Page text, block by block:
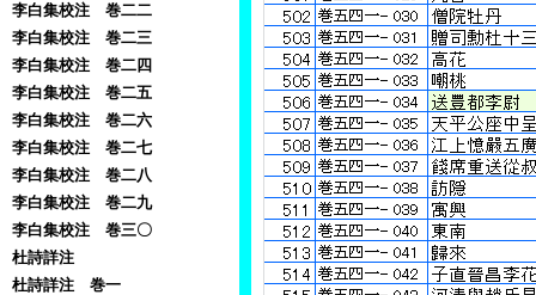
李白集校注 巻二二
李白集校注 巻二三
李白集校注 巻二四
李白集校注 巻二五
李白集校注 巻二六
李白集校注 巻二七
李白集校注 巻二八
李白集校注 巻二九
李白集校注 巻三〇
杜詩詳注
杜詩詳注 巻一